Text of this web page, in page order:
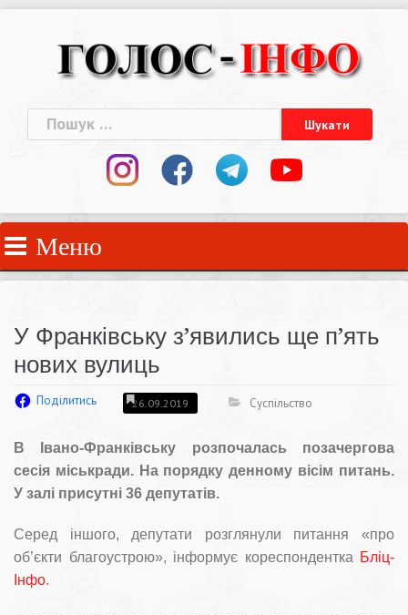
Пошук:
Меню
У Франківську з’явились ще п’ять
нових вулиць
Поділитись 26.09.2019 Суспільство
В Івано-Франківську розпочалась позачергова
сесія міськради. На порядку денному вісім питань.
У залі присутні 36 депутатів.
Серед іншого, депутати розглянули питання «про
об’єкти благоустрою», інформує кореспондентка Бліц-
Інфо.